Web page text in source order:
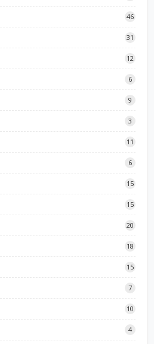
46
31
12
6
9
3
11
6
15
15
20
18
15
7
10
4